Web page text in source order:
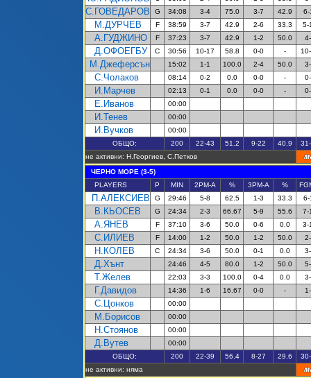
С.ГОВЕДАРОВ G 34:08 3-4 75.0 3-7 42.9 6-
М.ДУРЧЕВ F 38:59 3-7 42.9 2-6 33.3 5-
А.ГУДЖИНО F 37:23 3-7 42.9 1-2 50.0
Д.ОФОЕГБУ C 30:56 10-17 58.8 0-0 -
М.Джеферсън 15:02 1-1 100.0 2-4 50.0
С.Чолаков 08:14 0-2 0.0 0-0 -
И.Марчев 02:13 0-1 0.0 0-0 -
Е.Иванов 00:00
И.Тенев 00:00
И.Вучков
00:00
ОБЩО:
200 22-43 51.2 9-22 40.9
не активни: Н.Георгиев, С.Петков
ЧЕРНО МОРЕ (3-5)
PLAYERS
P MIN 2PM-A % 3PM-A %
П.АЛЕКСИЕВ G 29:46 5-8 62.5 1-3 33.3 6-
В.КЬОСЕВ G 24:34 2-3 66.67 5-9 55.6 7-
А.ЯНЕВ F 37:10 3-6 50.0 0-6 0.0 3-
С.ИЛИЕВ F 14:00 1-2 50.0 1-2 50.0
Н.КОЛЕВ C 24:34 3-6 50.0 0-1 0.0
Д.Хънт 24:46 4-5 80.0 1-2 50.0
Т.Желев 22:03 3-3 100.0 0-4 0.0
Г.Давидов 14:36 1-6 16.67 0-0 -
С.Цонков 00:00
М.Борисов 00:00
Н.Стоянов 00:00
Д.Вутев
00:00
ОБЩО:
200 22-39 56.4 8-27 29.6
не активни: няма